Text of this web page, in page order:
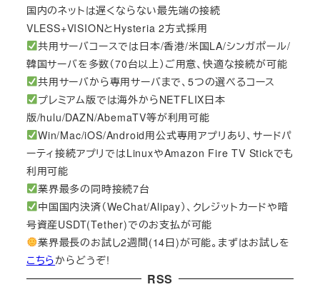
国内のネットは遅くならない最先端の接続
VLESS+VISIONとHysteria 2方式採用
共用サーバコースでは日本/香港/米国LA/シンガポール/
韓国サーバを多数（70台以上）ご用意、快適な接続が可能
共用サーバから専用サーバまで、5つの選べるコース
プレミアム版では海外からNETFLIX日本
版/hulu/DAZN/AbemaTV等が利用可能
Win/Mac/iOS/Android用公式専用アプリあり、サードパ
ーティ接続アプリではLinuxやAmazon Fire TV Stickでも
利用可能
業界最多の同時接続7台
中国国内決済（WeChat/Alipay）、クレジットカードや暗
号資産USDT(Tether)でのお支払が可能
業界最長のお試し2週間(14日)が可能。まずはお試しを
こちらからどうぞ!
RSS